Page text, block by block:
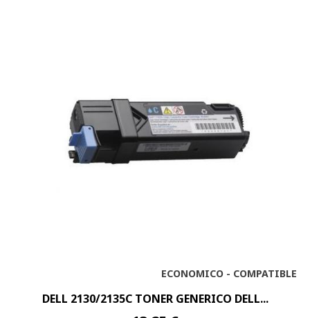
ECONOMICO - COMPATIBLE
DELL 2130/2135C TONER GENERICO DELL...